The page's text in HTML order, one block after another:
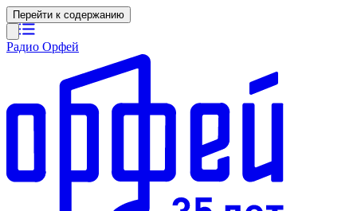
Перейти к содержанию
Радио Орфей